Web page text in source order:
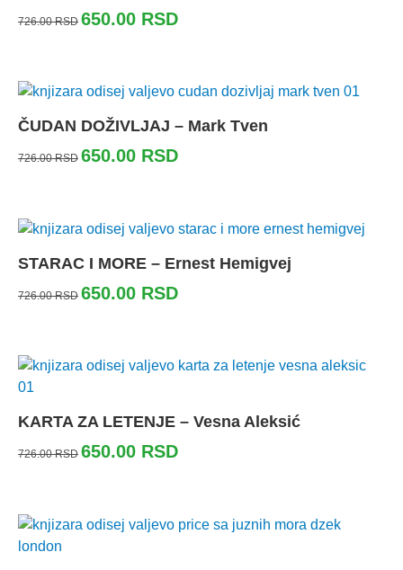
726.00RSD 650.00 RSD
ČUDAN DOŽIVLJAJ – Mark Tven
726.00RSD 650.00 RSD
STARAC I MORE – Ernest Hemigvej
726.00RSD 650.00 RSD
KARTA ZA LETENJE – Vesna Aleksić
726.00RSD 650.00 RSD